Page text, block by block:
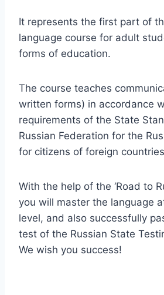
It represents the first part of
language course for adult
forms of education.
The course teaches
written forms) in accordance
requirements of the State
Russian Federation for the
for citizens of foreign
With the help of the ‘Road to
you will master the language
level, and also successfully
test of the Russian State
We wish you success!